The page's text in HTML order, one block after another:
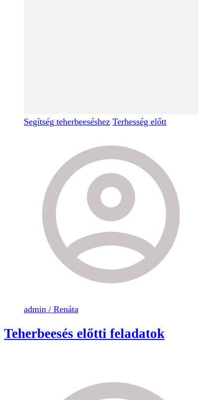
Segítség teherbeeséshez Terhesség előtt
admin / Renáta
Teherbeesés előtti feladatok